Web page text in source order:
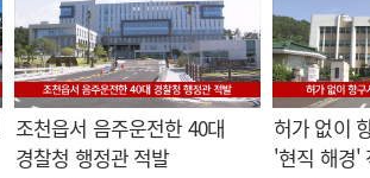
조천읍서 음주운전한 40대
경찰청 행정관 적발
허가 없이
'현직 해경'